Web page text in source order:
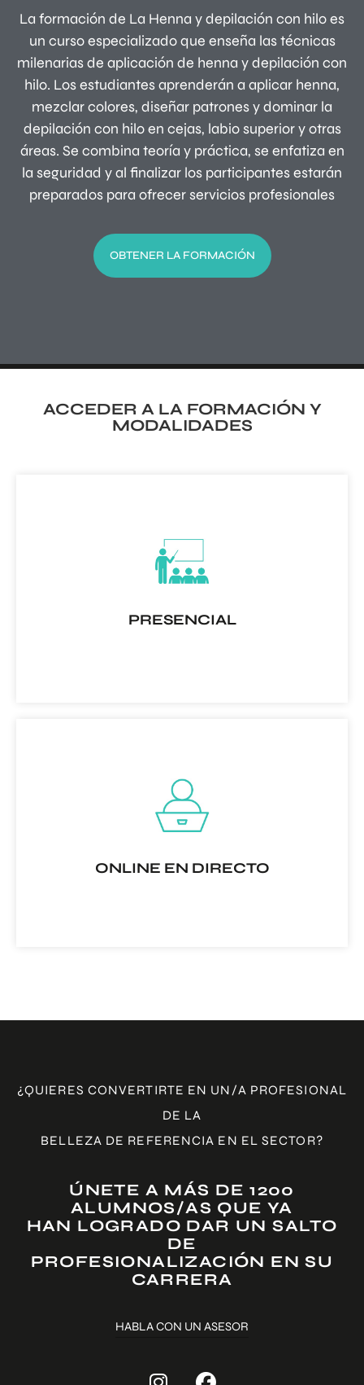
La formación de La Henna y depilación con hilo es
un curso especializado que enseña las técnicas
milenarias de aplicación de henna y depilación con
hilo. Los estudiantes aprenderán a aplicar henna,
mezclar colores, diseñar patrones y dominar la
depilación con hilo en cejas, labio superior y otras
áreas. Se combina teoría y práctica, se enfatiza en
la seguridad y al finalizar los participantes estarán
preparados para ofrecer servicios profesionales
OBTENER LA FORMACIÓN
ACCEDER A LA FORMACIÓN Y
MODALIDADES
PRESENCIAL
Teoría y prácticas con modelos reales 100% presencial
en alguna de nuestras sedes
ONLINE EN DIRECTO
¿QUIERES CONVERTIRTE EN UN/A PROFESIONAL
DE LA
BELLEZA DE REFERENCIA EN EL SECTOR?
ÚNETE A MÁS DE 1200
ALUMNOS/AS QUE YA
HAN LOGRADO DAR UN SALTO
DE
PROFESIONALIZACIÓN EN SU
CARRERA
HABLA CON UN ASESOR